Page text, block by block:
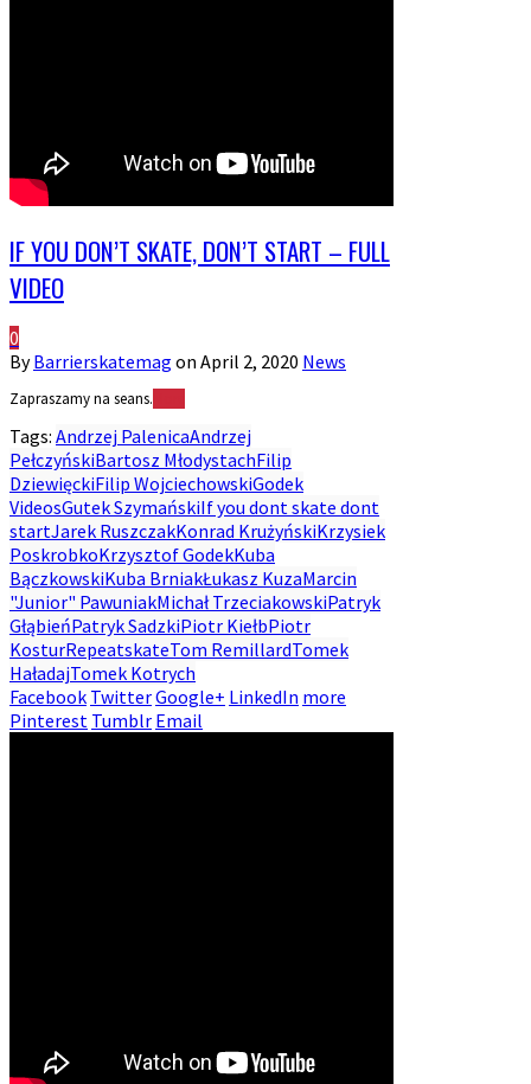
IF YOU DON’T SKATE, DON’T START – FULL
VIDEO
0
ByBarrierskatemag on April 2, 2020 News
Zapraszamy na seans.
Tags: Andrzej PalenicaAndrzej
PełczyńskiBartosz MłodystachFilip
DziewięckiFilip WojciechowskiGodek
VideosGutek SzymańskiIf you dont skate dont
startJarek RuszczakKonrad KrużyńskiKrzysiek
PoskrobkoKrzysztof GodekKuba
BączkowskiKuba BrniakŁukasz KuzaMarcin
"Junior" PawuniakMichał TrzeciakowskiPatryk
GłąbieńPatryk SadzkiPiotr KiełbPiotr
KosturRepeatskateTom RemillardTomek
HaładajTomek Kotrych
Facebook TwitterGoogle+ LinkedIn more
Pinterest Tumblr Email